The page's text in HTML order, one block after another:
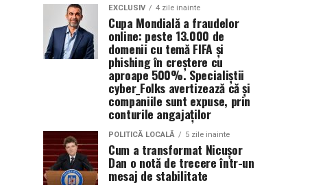
EXCLUSIV 4 zile inainte
Cupa Mondială a fraudelor
online: peste 13.000 de
domenii cu temă FIFA și
phishing în creștere cu
aproape 500%. Specialiștii
cyber_Folks avertizează că și
companiile sunt expuse, prin
conturile angajaților
POLITICĂ LOCALĂ 5 zile inainte
Cum a transformat Nicușor
Dan o notă de trecere într-un
mesaj de stabilitate